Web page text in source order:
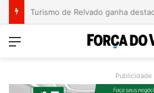
Menu
Publicidade